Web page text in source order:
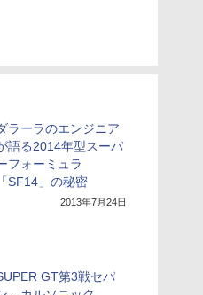
ラーラのエンジニア
語る2014年型スーパ
フォーミュラ
「SF14」の秘密
2013年7月24日
GT第3戦セパ